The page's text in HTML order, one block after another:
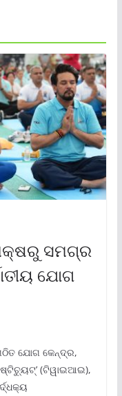
ସମଗ୍ର
ଯୋଗ
ଯୋଗ କେନ୍ଦ୍ର,
(ଟିୱାଇଆଇ),